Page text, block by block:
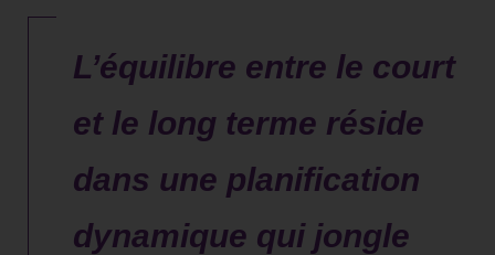
L’équilibre entre le court
et le long terme réside
dans une planification
dynamique qui jongle